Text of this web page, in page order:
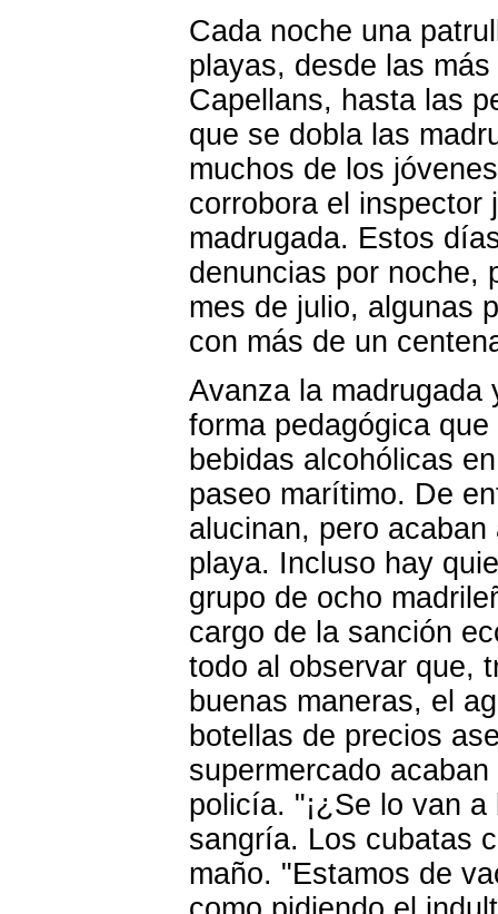
Cada noche una
playas, desde las
Capellans, hasta las
que se dobla las
muchos de los
corrobora el inspector
madrugada. Estos
denuncias por noche,
mes de julio, algunas
con más de un
Avanza la madrugada
forma pedagógica
bebidas alcohólicas
paseo marítimo. De
alucinan, pero
playa. Incluso hay
grupo de ocho
cargo de la sanción
todo al observar que,
buenas maneras, el
botellas de precios
supermercado
policía. "¡¿Se lo van
sangría. Los cubatas
maño. "Estamos de